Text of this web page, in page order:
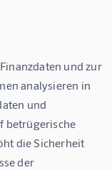
und zur
analysieren in
und
betrügerische
die Sicherheit
der